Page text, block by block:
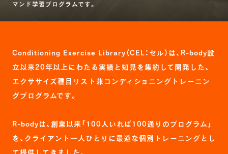
マンド学習プログラムです。
Conditioning Exercise Library（CEL：セル）は、R-body設
立以来20年以上にわたる実績と知見を集約して開発した、
エクササイズ種目リスト兼コンディショニングトレーニン
グプログラムです。
R-bodyは、創業以来「100人いれば100通りのプログラム」
を、クライアント一人ひとりに最適な個別トレーニングとし